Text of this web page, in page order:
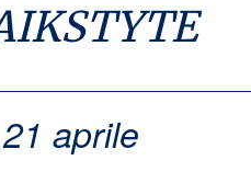
aprile